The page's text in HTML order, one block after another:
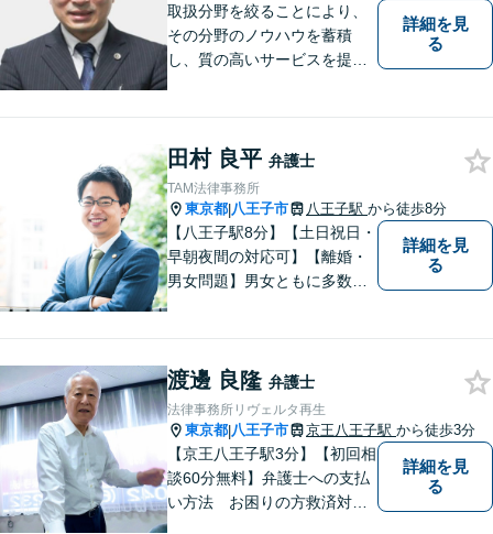
取扱分野を絞ることにより、
その分野のノウハウを蓄積
し、質の高いサービスを提供
相談ください。
詳細を見
る
田村 良平 弁護士
TAM法律事務所
東京都|八王子市 八王子駅 から徒歩8分
【八王子駅8分】【土日祝日・
早朝夜間の対応可】【離婚・
男女問題】男女ともに多数実
い。
詳細を見
る
渡邊 良隆 弁護士
法律事務所リヴェルタ再生
東京都|八王子市 京王八王子駅 から徒歩3分
【京王八王子駅3分】【初回相
談60分無料】弁護士への支払
い方法 お困りの方救済対応
詳細を見
る